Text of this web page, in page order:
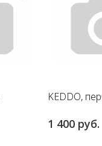
KEDDO,
1 400 руб.